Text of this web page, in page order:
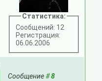
Статистика:
Сообщений: 12
Регистрация:
06.06.2006
Сообщение#8